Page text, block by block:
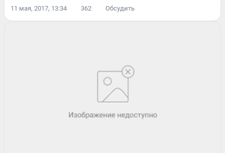
11 мая, 2017, 13:34 362 Обсудить